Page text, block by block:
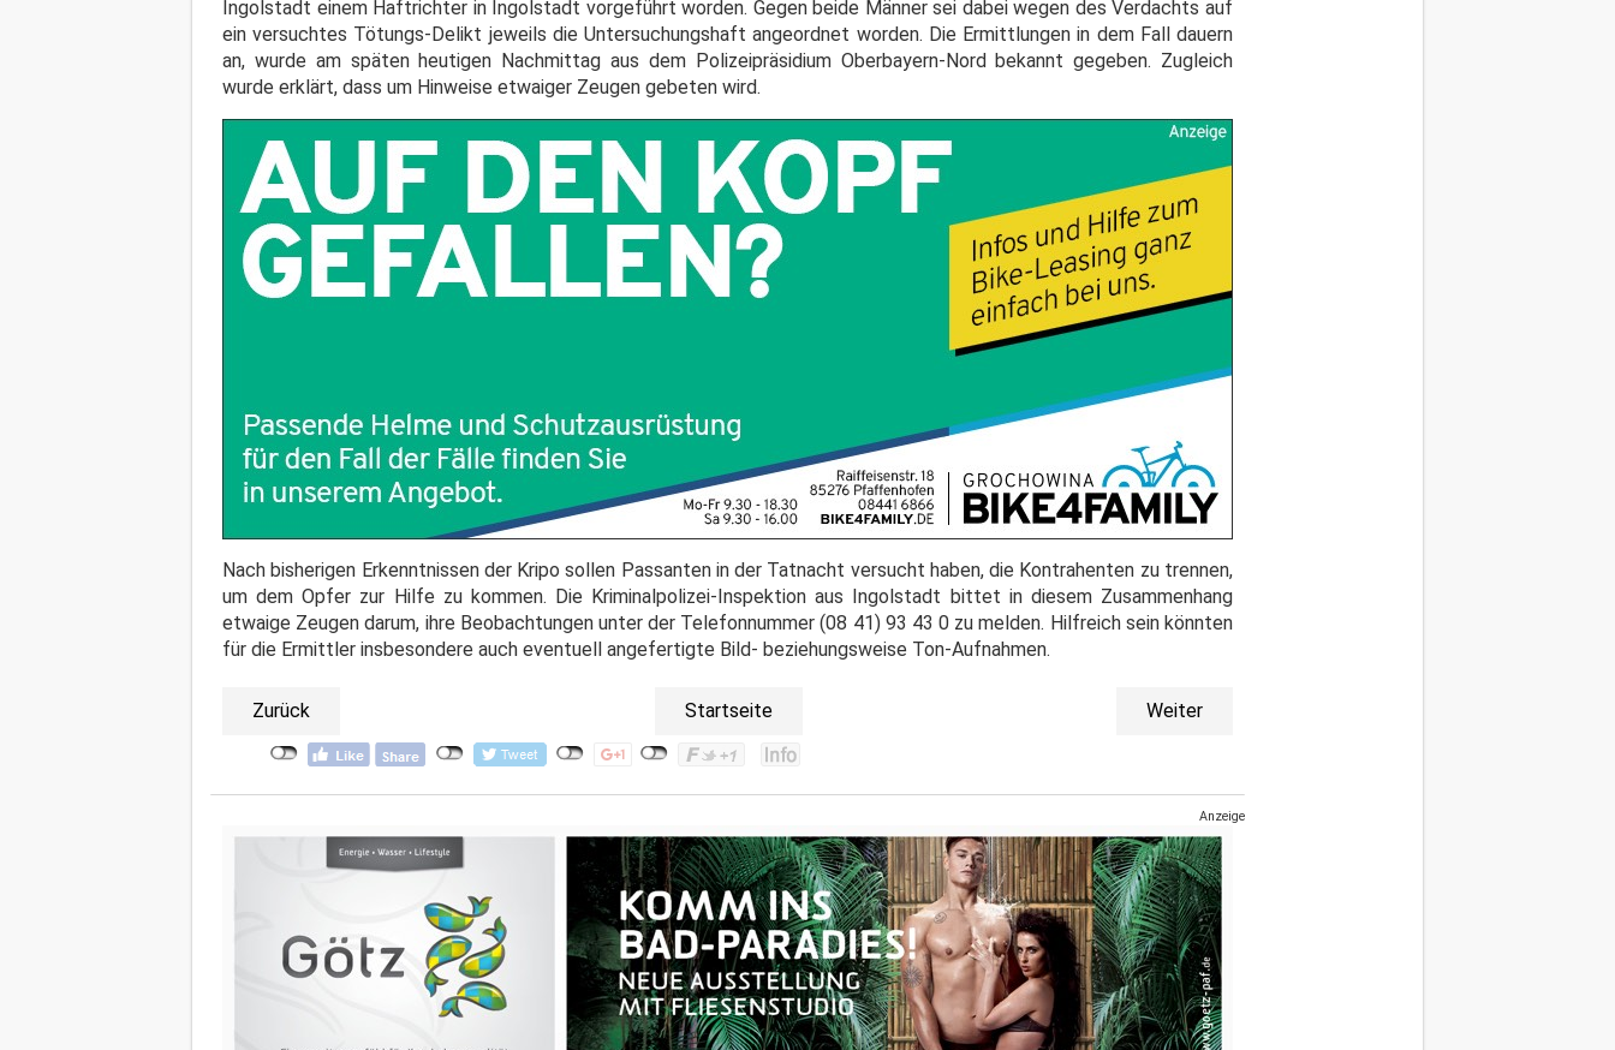
Ingolstadt einem Haftrichter in Ingolstadt vorgeführt worden. Gegen beide Männer sei dabei wegen des Verdachts auf
ein versuchtes Tötungs-Delikt jeweils die Untersuchungshaft angeordnet worden. Die Ermittlungen in dem Fall dauern
an, wurde am späten heutigen Nachmittag aus dem Polizeipräsidium Oberbayern-Nord bekannt gegeben. Zugleich
wurde erklärt, dass um Hinweise etwaiger Zeugen gebeten wird.
Nach bisherigen Erkenntnissen der Kripo sollen Passanten in der Tatnacht versucht haben, die Kontrahenten zu trennen,
um dem Opfer zur Hilfe zu kommen. Die Kriminalpolizei-Inspektion aus Ingolstadt bittet in diesem Zusammenhang
etwaige Zeugen darum, ihre Beobachtungen unter der Telefonnummer (08 41) 93 43 0 zu melden. Hilfreich sein könnten
für die Ermittler insbesondere auch eventuell angefertigte Bild- beziehungsweise Ton-Aufnahmen.
Zurück Startseite Weiter
Anzeige